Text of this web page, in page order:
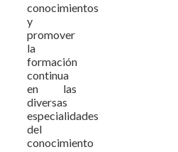
conocimientos
y
promover
la
formación
continua
en las
diversas
especialidades
del
conocimiento